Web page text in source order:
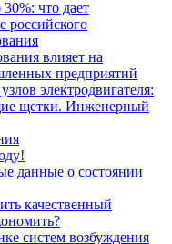
что дает
российского
влияет на
предприятий
электродвигателя:
щетки. Инженерный
данные о состоянии
качественный
систем возбуждения